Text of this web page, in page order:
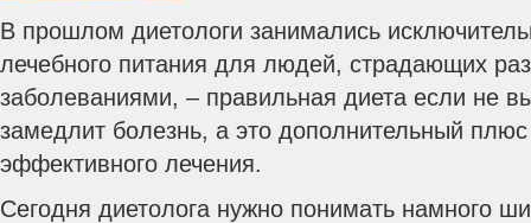
В прошлом диетологи занимались
лечебного питания для людей, страдающих
заболеваниями, – правильная диета если не
замедлит болезнь, а это дополнительный
эффективного лечения.
Сегодня диетолога нужно понимать намного